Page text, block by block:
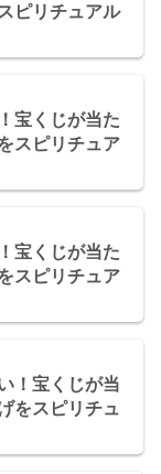
ピリチュアル
宝くじが当た
スピリチュア
宝くじが当た
スピリチュア
！宝くじが当
をスピリチュ